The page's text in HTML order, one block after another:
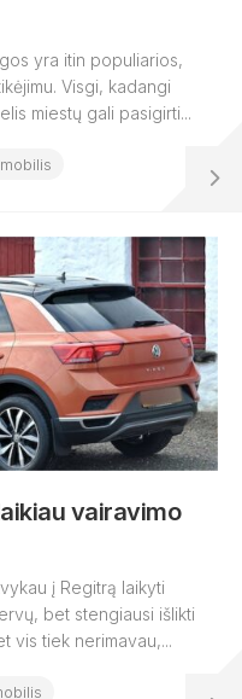
yra itin populiarios,
Visgi, kadangi
miestų gali pasigirti...
vairavimo
į Regitrą laikyti
bet stengiausi išlikti
vis tiek nerimavau,...